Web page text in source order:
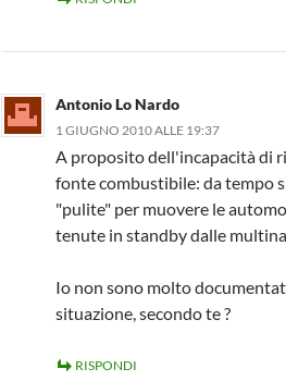
Antonio Lo Nardo
1 GIUGNO 2010 ALLE 19:37
A proposito dell'incapacità di
fonte combustibile: da tempo
"pulite" per muovere le
tenute in standby dalle
Io non sono molto
situazione, secondo te ?
RISPONDI